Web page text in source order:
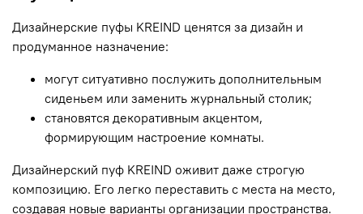
Дизайнерские пуфы KREIND ценятся за дизайн и
продуманное назначение:
могут ситуативно послужить дополнительным
сиденьем или заменить журнальный столик;
становятся декоративным акцентом,
формирующим настроение комнаты.
Дизайнерский пуф KREIND оживит даже строгую
композицию. Его легко переставить с места на место,
создавая новые варианты организации пространства.